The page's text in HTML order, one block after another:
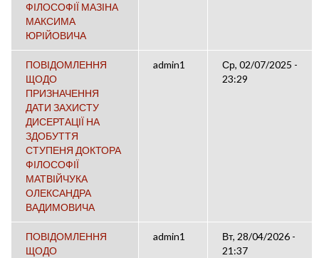
ФІЛОСОФІЇ МАЗІНА
МАКСИМА
ЮРІЙОВИЧА
ПОВІДОМЛЕННЯ
ЩОДО
ПРИЗНАЧЕННЯ
ДАТИ ЗАХИСТУ
ДИСЕРТАЦІЇ НА
ЗДОБУТТЯ
СТУПЕНЯ ДОКТОРА
ФІЛОСОФІЇ
МАТВІЙЧУКА
ОЛЕКСАНДРА
ВАДИМОВИЧА
admin1
Ср, 02/07/2025 -
23:29
ПОВІДОМЛЕННЯ
ЩОДО
admin1
Вт, 28/04/2026 -
21:37